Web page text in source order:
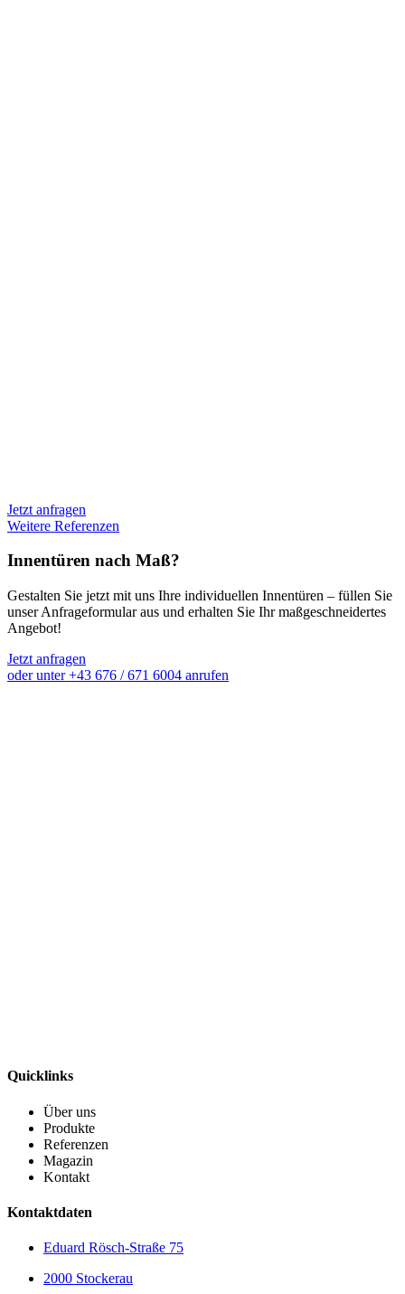
Jetzt anfragen
Weitere Referenzen
Innentüren nach Maß?
Gestalten Sie jetzt mit uns Ihre individuellen Innentüren – füllen Sie
unser Anfrageformular aus und erhalten Sie Ihr maßgeschneidertes
Angebot!
Jetzt anfragen
oder unter +43 676 / 671 6004 anrufen
Quicklinks
Über uns
Produkte
Referenzen
Magazin
Kontakt
Kontaktdaten
Eduard Rösch-Straße 75
2000 Stockerau